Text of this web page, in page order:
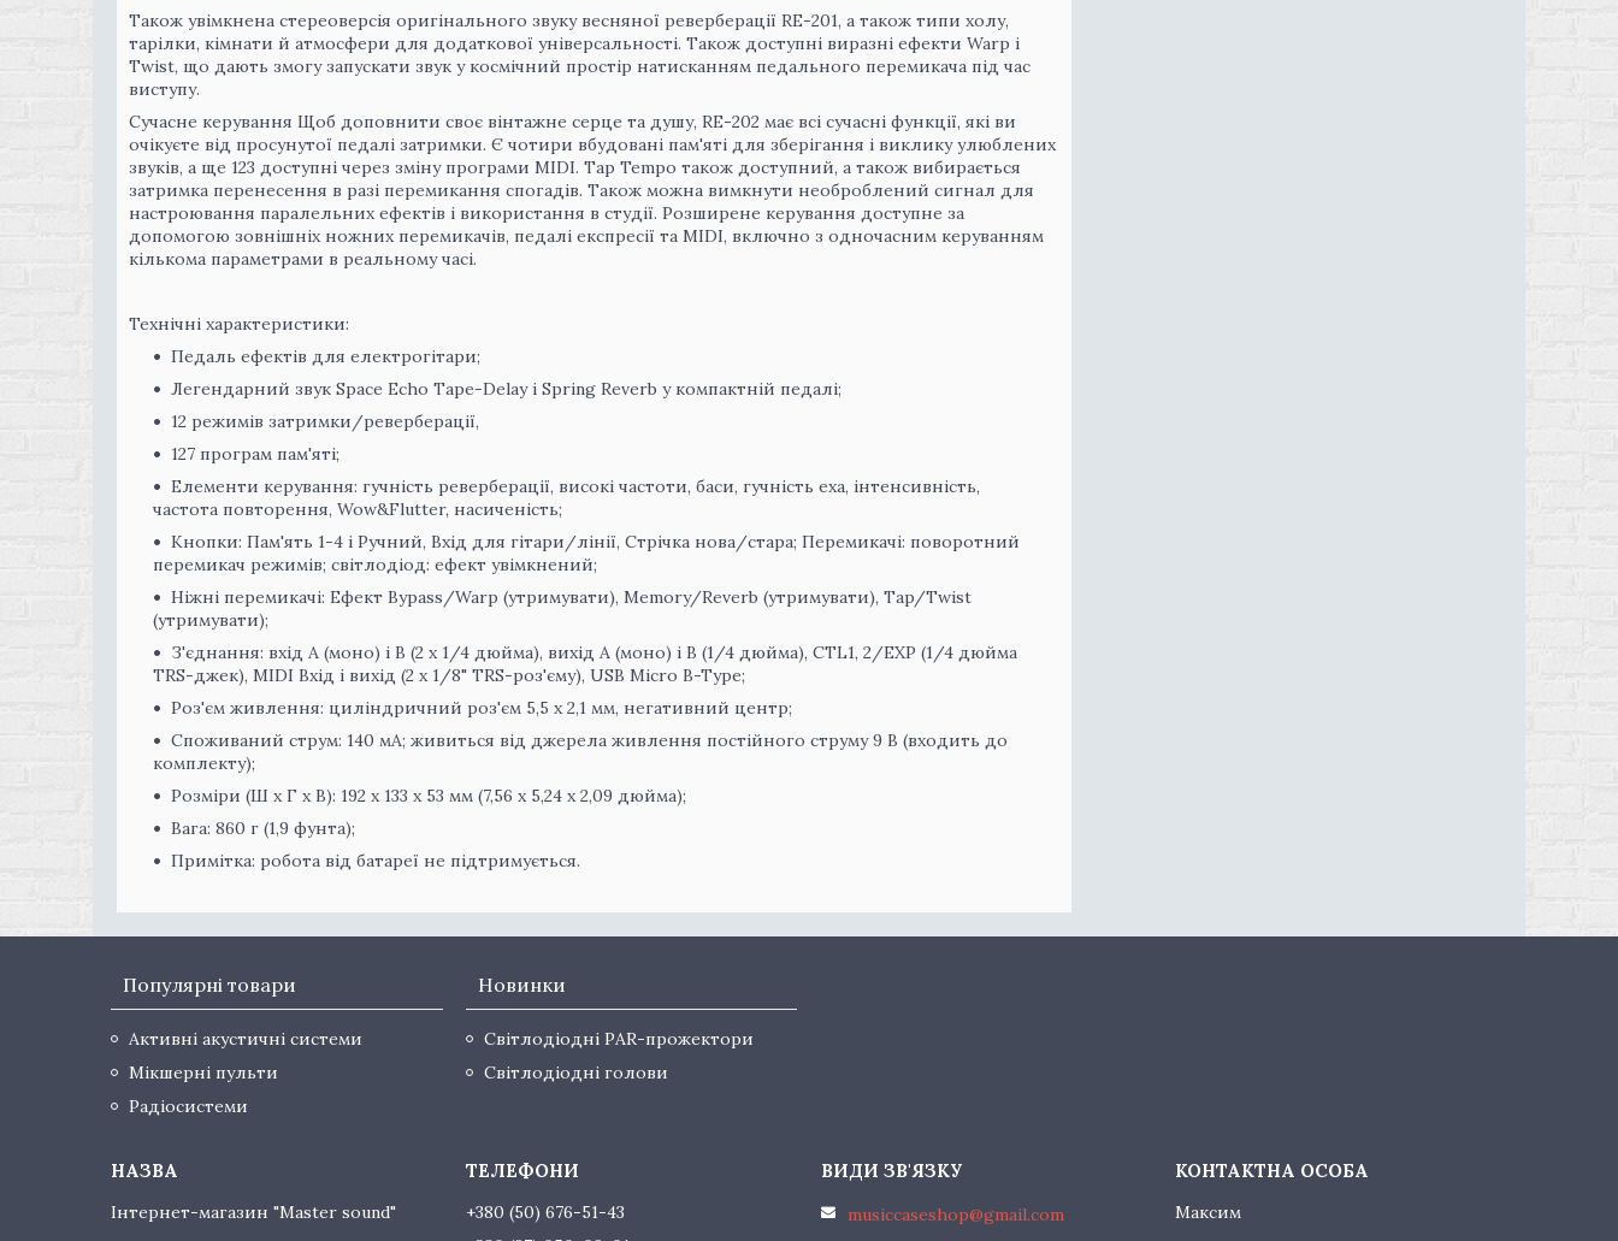
Також увімкнена стереоверсія оригінального звуку весняної реверберації RE-201, а також типи холу,
тарілки, кімнати й атмосфери для додаткової універсальності. Також доступні виразні ефекти Warp і
Twist, що дають змогу запускати звук у космічний простір натисканням педального перемикача під час
виступу.
Сучасне керування Щоб доповнити своє вінтажне серце та душу, RE-202 має всі сучасні функції, які ви
очікуєте від просунутої педалі затримки. Є чотири вбудовані пам'яті для зберігання і виклику улюблених
звуків, а ще 123 доступні через зміну програми MIDI. Tap Tempo також доступний, а також вибирається
затримка перенесення в разі перемикання спогадів. Також можна вимкнути необроблений сигнал для
настроювання паралельних ефектів і використання в студії. Розширене керування доступне за
допомогою зовнішніх ножних перемикачів, педалі експресії та MIDI, включно з одночасним керуванням
кількома параметрами в реальному часі.
Технічні характеристики:
Педаль ефектів для електрогітари;
Легендарний звук Space Echo Tape-Delay і Spring Reverb у компактній педалі;
12 режимів затримки/реверберації,
127 програм пам'яті;
Елементи керування: гучність реверберації, високі частоти, баси, гучність еха, інтенсивність,
частота повторення, Wow&Flutter, насиченість;
Кнопки: Пам'ять 1-4 і Ручний, Вхід для гітари/лінії, Стрічка нова/стара; Перемикачі: поворотний
перемикач режимів; світлодіод: ефект увімкнений;
Ніжні перемикачі: Ефект Bypass/Warp (утримувати), Memory/Reverb (утримувати), Tap/Twist
(утримувати);
З'єднання: вхід A (моно) і B (2 x 1/4 дюйма), вихід A (моно) і B (1/4 дюйма), CTL1, 2/EXP (1/4 дюйма
TRS-джек), MIDI Вхід і вихід (2 x 1/8" TRS-роз'єму), USB Micro B-Type;
Роз'єм живлення: циліндричний роз'єм 5,5 x 2,1 мм, негативний центр;
Споживаний струм: 140 мА; живиться від джерела живлення постійного струму 9 В (входить до
комплекту);
Розміри (Ш x Г x В): 192 x 133 x 53 мм (7,56 x 5,24 x 2,09 дюйма);
Вага: 860 г (1,9 фунта);
Примітка: робота від батареї не підтримується.
Популярні товари
Активні акустичні системи
Мікшерні пульти
Радіосистеми
Новинки
Світлодіодні PAR-прожектори
Світлодіодні голови
Інтернет-магазин "Master sound"
+380 (50) 676-51-43
musiccaseshop@gmail.com
Максим